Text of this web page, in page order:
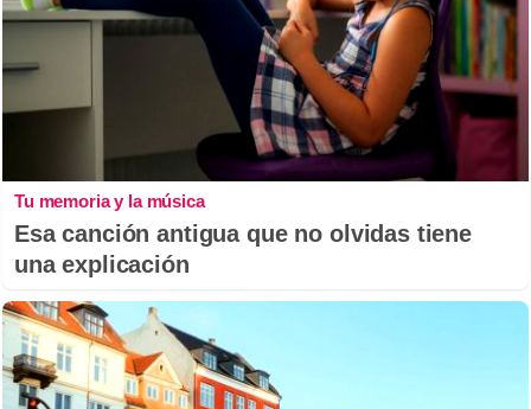
Tu memoria y la música
Esa canción antigua que no olvidas tiene
una explicación